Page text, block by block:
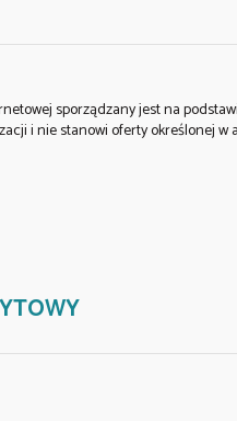
sporządzany jest na
i nie stanowi oferty określonej w